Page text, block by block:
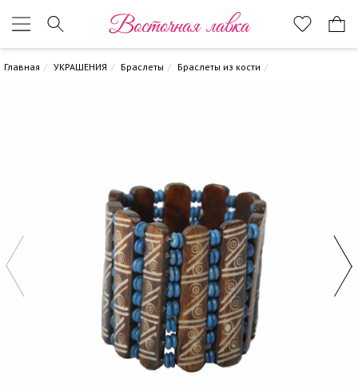
Восточная лавка
Главная УКРАШЕНИЯ Браслеты Браслеты из кости